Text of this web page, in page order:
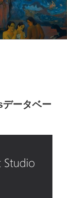
ータベー